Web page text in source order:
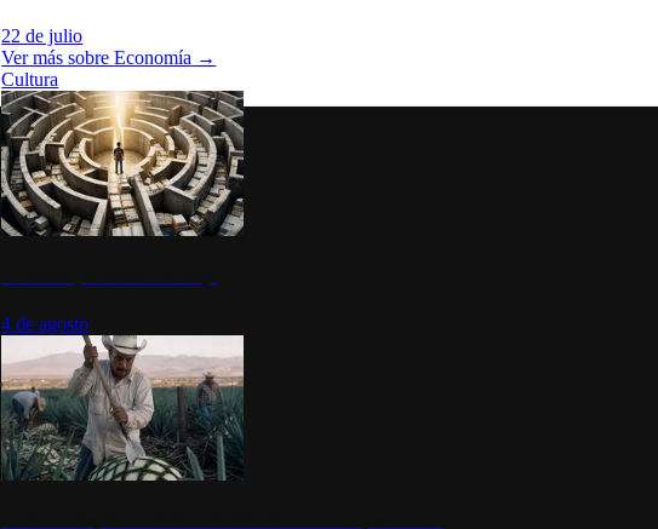
22 de julio
Ver más sobreEconomía →
Cultura
4 de agosto